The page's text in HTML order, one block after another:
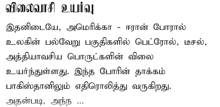
விலைவாசி உயர்வு
இதனிடையே, அமெரிக்கா - ஈரான் போரால்
உலகின் பல்வேறு பகுதிகளில் பெட்ரோல், டீசல்,
அத்தியாவசிய பொருட்களின் விலை
உயர்ந்துள்ளது. இந்த போரின் தாக்கம்
பாகிஸ்தானிலும் எதிரொலித்து வருகிறது.
அதன்படி, அந்ந ...